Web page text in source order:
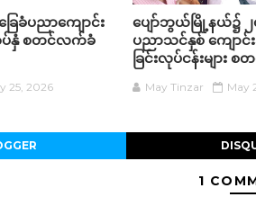
ေခံပညာကျောင်း
အပ်နှံ စတင်လက်ခံ
25, 2026
ပျော်ဘွယ်မြို့နယ်၌ ၂
ပညာသင်နှစ် ကျော
ခြင်းလုပ်ငန်းများ
May Tinzar May
1